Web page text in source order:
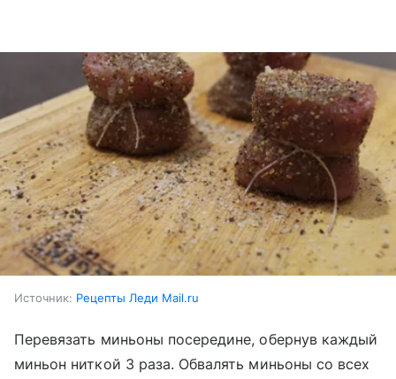
Источник: Рецепты Леди Mail.ru
Перевязать миньоны посередине, обернув каждый
миньон ниткой 3 раза. Обвалять миньоны со всех